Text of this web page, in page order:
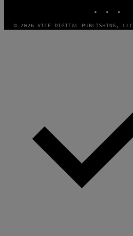
© 2026 VICE DIGITAL PUBLISHING, LLC